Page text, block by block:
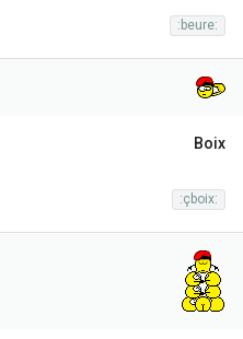
:beure:
Boix
:çboix: